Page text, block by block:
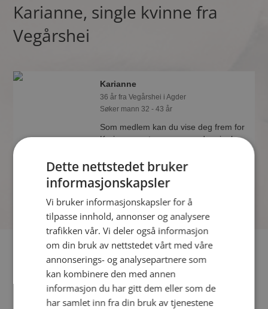
Karianne, single kvinne fra
Vegårshei
Karianne
36 år fra Vegårshei i Agder
Søker mann 32 - 43 år
Som medlem kan du vise deg frem for
Karianne og tusener av andre single
hvem som synes du er interessant.
Fler single
Flere singlekvinner fra Vegårshei: Elisabeth
Charlott
Dette nettstedet bruker
informasjonskapsler
Vi bruker informasjonskapsler for å
tilpasse innhold, annonser og analysere
trafikken vår. Vi deler også informasjon
om din bruk av nettstedet vårt med våre
annonserings- og analysepartnere som
kan kombinere den med annen
informasjon du har gitt dem eller som de
har samlet inn fra din bruk av tjenestene